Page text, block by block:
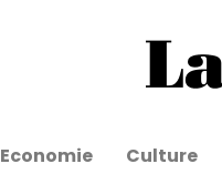
Economie Culture